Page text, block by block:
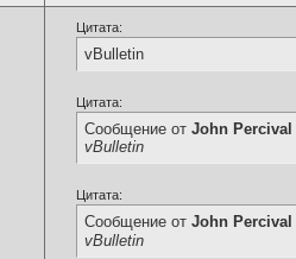
Цитата:
vBulletin
Цитата:
Сообщение от John Percival
vBulletin
Цитата:
Сообщение от John Percival
vBulletin